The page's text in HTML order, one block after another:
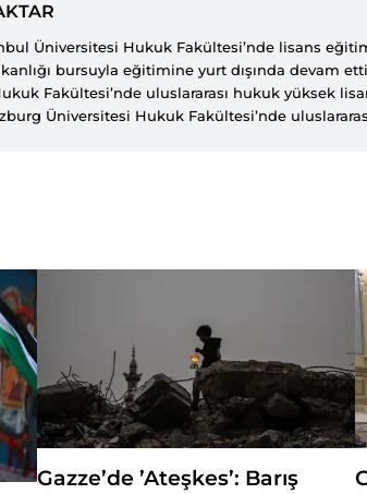
ve Uluslararası Hukuk), Uluslararası Hukukta
yazarıdır. ABD’de Hawaii Üniversitesi Hukuk
yapmış, Kara Harp Okulu, İzmir Ekonomi
Atılım Üniversitesi’nde de dersler vermiştir.
Üniversitesi Hukuk Fakültesi’nde lisans
bursuyla eğitimine yurt dışında devam
Fakültesi’nde uluslararası hukuk yüksek
Üniversitesi Hukuk Fakültesi’nde
Gazze’de ’Ateşkes’: Barış